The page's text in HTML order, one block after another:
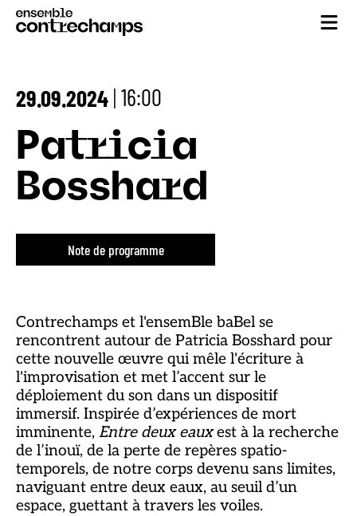
29.09.2024 | 16:00
Patricia
Bosshard
Note de programme
Contrechamps et l'ensemBle baBel se
rencontrent autour de Patricia Bosshard pour
cette nouvelle œuvre qui mêle l'écriture à
l'improvisation et met l’accent sur le
déploiement du son dans un dispositif
immersif. Inspirée d’expériences de mort
imminente, Entre deux eauxest à la recherche
de l’inouï, de la perte de repères spatio-
temporels, de notre corps devenu sans limites,
naviguant entre deux eaux, au seuil d’un
espace, guettant à travers les voiles.